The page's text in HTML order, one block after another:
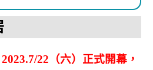
22（六）正式開幕，